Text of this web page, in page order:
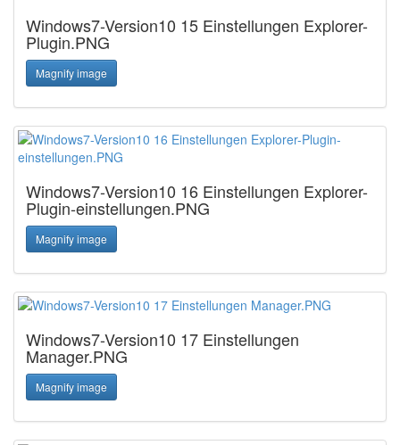
Windows7-Version10 15 Einstellungen Explorer-
Plugin.PNG
Magnify image
Windows7-Version10 16 Einstellungen Explorer-
Plugin-einstellungen.PNG
Magnify image
Windows7-Version10 17 Einstellungen
Manager.PNG
Magnify image